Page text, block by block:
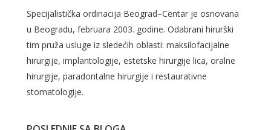
Specijalistička ordinacija Beograd–Centar je osnovana
u Beogradu, februara 2003. godine. Odabrani hirurški
tim pruža usluge iz sledećih oblasti: maksilofacijalne
hirurgije, implantologije, estetske hirurgije lica, oralne
hirurgije, paradontalne hirurgije i restaurativne
stomatologije.